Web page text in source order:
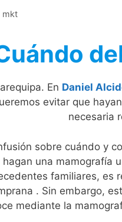
mkt
En Daniel
evitar que
necesaria
sobre cuándo y
hagan una mamografía
familiares, es
. Sin embargo,
mediante la